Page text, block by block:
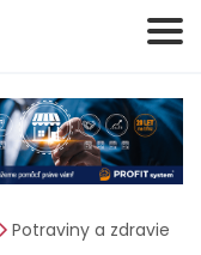
Potraviny a zdravie